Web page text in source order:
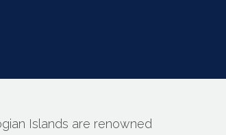
Islands are renowned